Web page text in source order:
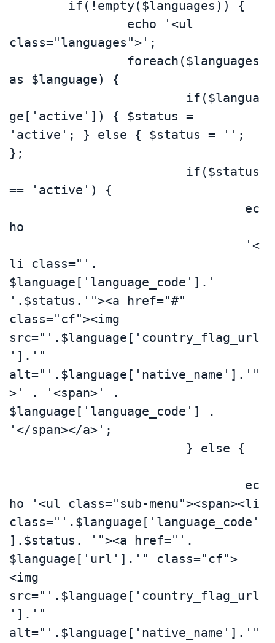
class="languages">';
as $language) {
ge['active']) { $status =
'active'; } else { $status = '';
};
== 'active') {
ho
li class="'.
$language['language_code'].'
'.$status.'"><a href="#"
class="cf"><img
src="'.$language['country_flag_url
'].'"
alt="'.$language['native_name'].'"
>' . '<span>' .
$language['language_code'] .
'</span></a>';
ho '<ul class="sub-menu"><span><li
class="'.$language['language_code'
].$status. '"><a href="'.
$language['url'].'" class="cf">
<img
src="'.$language['country_flag_url
'].'"
alt="'.$language['native_name'].'"